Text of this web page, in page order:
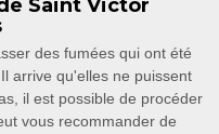
Saint Victor
des fumées qui ont été
arrive qu'elles ne puissent
il est possible de procéder
vous recommander de